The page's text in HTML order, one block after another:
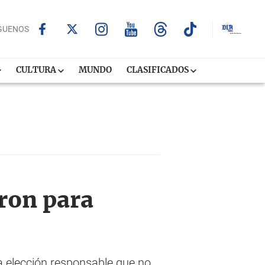
CULTURA MUNDO CLASIFICADOS
para